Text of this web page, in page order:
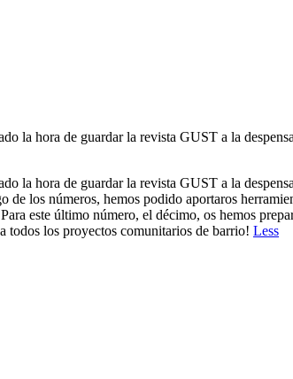
la hora de guardar la revista GUST a la
la hora de guardar la revista GUST a la
de los números, hemos podido aportaros
este último número, el décimo, os hemos
todos los proyectos comunitarios de barrio! Less